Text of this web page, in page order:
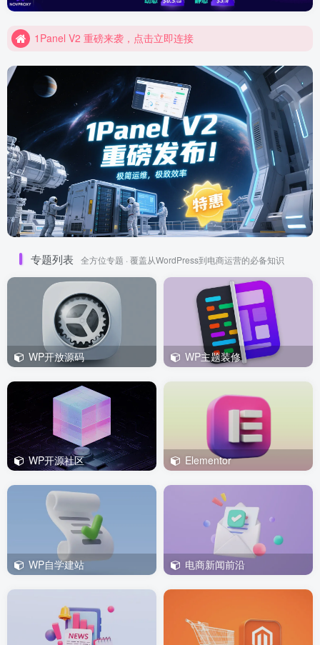
Elementor 模板资源装备库
1Panel V2 重磅来袭，点击立即连接
Elementor 模板资源装备库
1Panel V2 重磅来袭，点击立即连接
专题列表 全方位专题 · 覆盖从WordPress到电商运营的必备知识
WP开放源码 WP主题装修
WP开源社区 Elementor
WP自学建站 电商新闻前沿